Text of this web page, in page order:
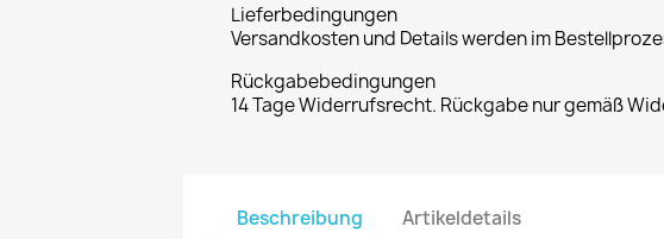
Lieferbedingungen
Versandkosten und Details werden im
Rückgabebedingungen
14 Tage Widerrufsrecht. Rückgabe nur gemäß
Beschreibung Artikeldetails